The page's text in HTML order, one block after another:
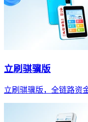
立刷骐骥版
立刷骐骥版，全链路资